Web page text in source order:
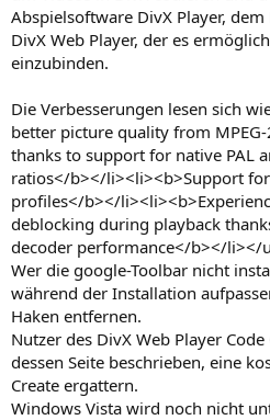
Abspielsoftware DivX Player,
DivX Web Player, der es
einzubinden.
Die Verbesserungen lesen sich
better picture quality from
thanks to support for native PAL
ratios</b></li><li><b>Support
profiles</b></
deblocking during playback
decoder performance</b></li></
Wer die google-Toolbar nicht
während der Installation
Haken entfernen.
Nutzer des DivX Web Player
dessen Seite beschrieben, eine
Create ergattern.
Windows Vista wird noch nicht